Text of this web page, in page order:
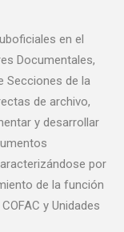
en el
Documentales,
Secciones de la
de archivo,
y desarrollar
por
de la función
y Unidades